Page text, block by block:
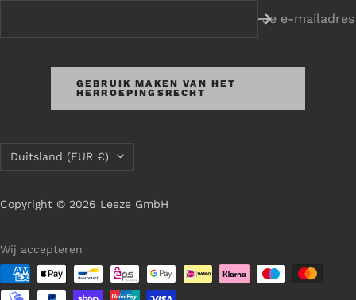
Je e-mailadres
GEBRUIK MAKEN VAN HET
HERROEPINGSRECHT
Land/regio Duitsland (EUR €)
Copyright © 2026 Leeze GmbH
Wij accepteren